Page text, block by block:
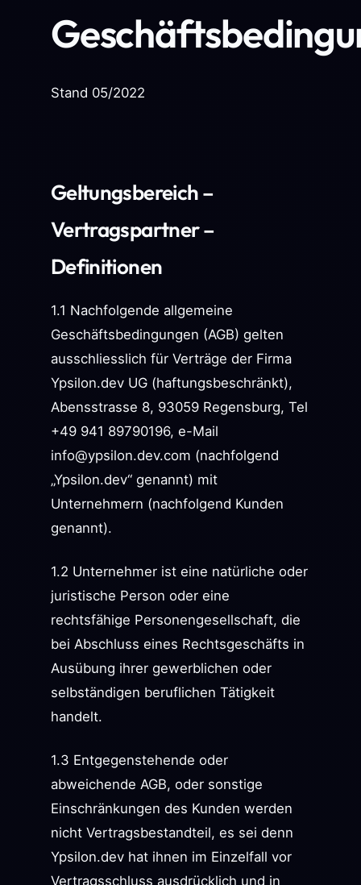
Stand 05/2022
Geltungsbereich –
Vertragspartner –
Definitionen
1.1 Nachfolgende allgemeine
Geschäftsbedingungen (AGB) gelten
ausschliesslich für Verträge der Firma
Ypsilon.dev UG (haftungsbeschränkt),
Abensstrasse 8, 93059 Regensburg, Tel
+49 941 89790196, e-Mail
info@ypsilon.dev.com (nachfolgend
„Ypsilon.dev“ genannt) mit
Unternehmern (nachfolgend Kunden
genannt).
1.2 Unternehmer ist eine natürliche oder
juristische Person oder eine
rechtsfähige Personengesellschaft, die
bei Abschluss eines Rechtsgeschäfts in
Ausübung ihrer gewerblichen oder
selbständigen beruflichen Tätigkeit
handelt.
1.3 Entgegenstehende oder
abweichende AGB, oder sonstige
Einschränkungen des Kunden werden
nicht Vertragsbestandteil, es sei denn
Ypsilon.dev hat ihnen im Einzelfall vor
Vertragsschluss ausdrücklich und in